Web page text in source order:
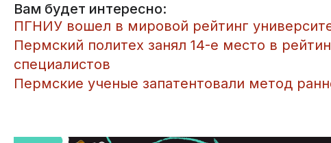
Вам будет интересно:
​ПГНИУ вошел в мировой рейтинг
Пермский политех занял 14-е место в
специалистов
Пермские ученые запатентовали метод